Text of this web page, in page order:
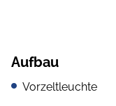
Aufbau
Vorzeltleuchte